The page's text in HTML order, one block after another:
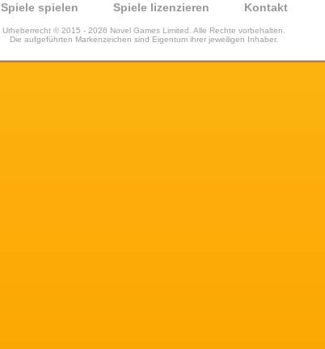
Spiele spielen Spiele lizenzieren Kontakt
Urheberrecht © 2015 - 2026 Novel Games Limited. Alle Rechte vorbehalten.
Die aufgeführten Markenzeichen sind Eigentum ihrer jeweiligen Inhaber.